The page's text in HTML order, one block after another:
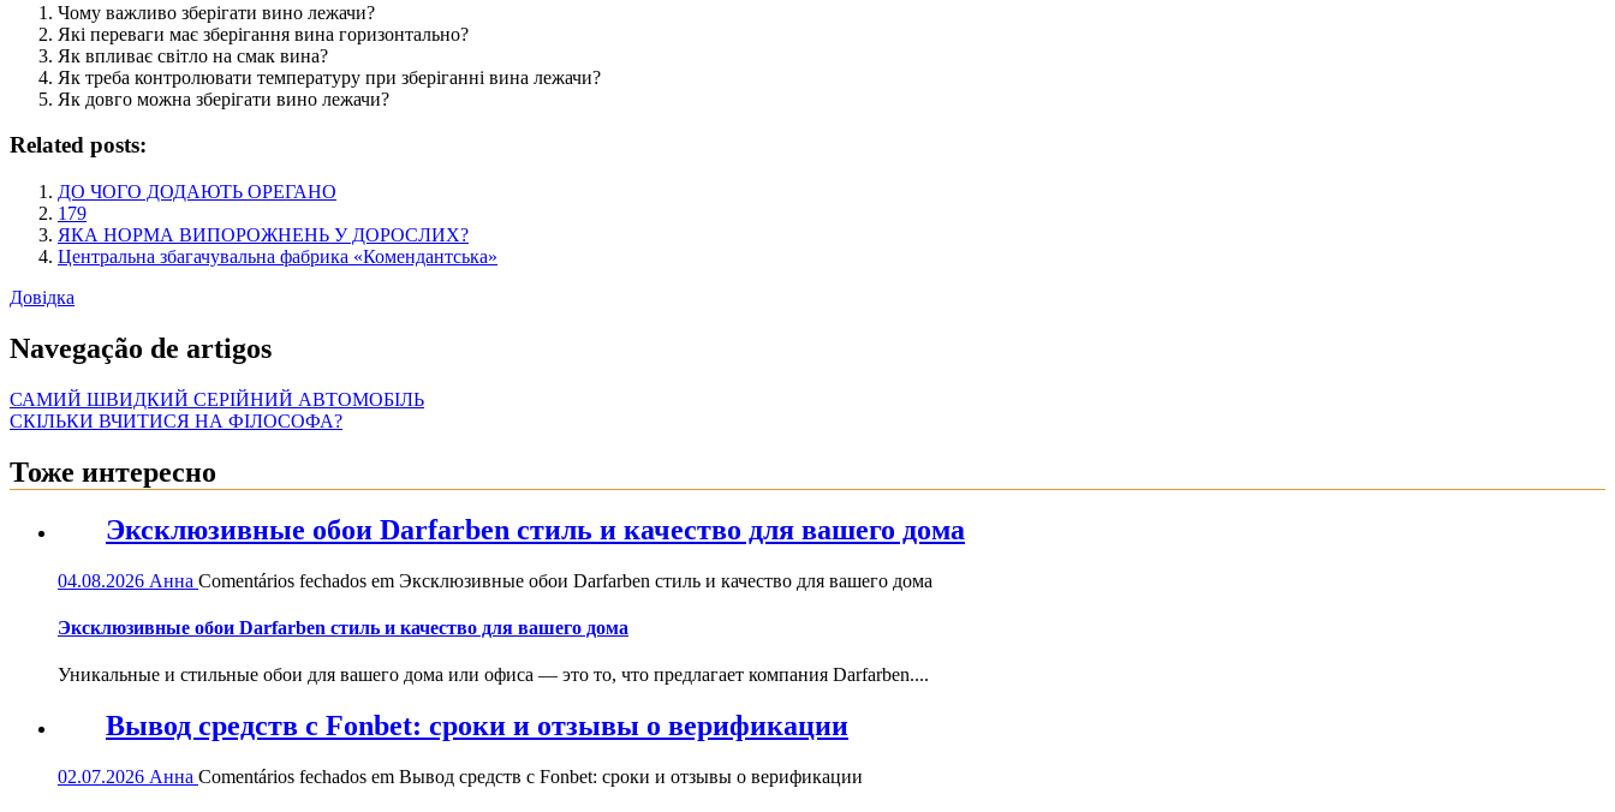
Чому важливо зберігати вино лежачи?
Які переваги має зберігання вина горизонтально?
Як впливає світло на смак вина?
Як треба контролювати температуру при зберіганні вина лежачи?
Як довго можна зберігати вино лежачи?
Related posts:
ДО ЧОГО ДОДАЮТЬ ОРЕГАНО
179
ЯКА НОРМА ВИПОРОЖНЕНЬ У ДОРОСЛИХ?
Центральна збагачувальна фабрика «Комендантська»
Довідка
Navegação de artigos
САМИЙ ШВИДКИЙ СЕРІЙНИЙ АВТОМОБІЛЬ
СКІЛЬКИ ВЧИТИСЯ НА ФІЛОСОФА?
Тоже интересно
Эксклюзивные обои Darfarben стиль и качество для вашего дома
04.08.2026 Анна Comentários fechados em Эксклюзивные обои Darfarben стиль и качество для вашего дома
Эксклюзивные обои Darfarben стиль и качество для вашего дома
Уникальные и стильные обои для вашего дома или офиса — это то, что предлагает компания Darfarben....
Вывод средств с Fonbet: сроки и отзывы о верификации
02.07.2026 Анна Comentários fechados em Вывод средств с Fonbet: сроки и отзывы о верификации